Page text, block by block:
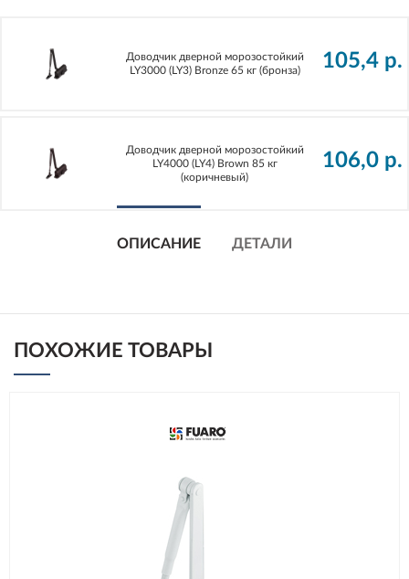
Доводчик дверной морозостойкий
LY3000 (LY3) Bronze 65 кг (бронза)
105,4 р.
Доводчик дверной морозостойкий
LY4000 (LY4) Brown 85 кг
(коричневый)
106,0 р.
ОПИСАНИЕ ДЕТАЛИ
ПОХОЖИЕ ТОВАРЫ